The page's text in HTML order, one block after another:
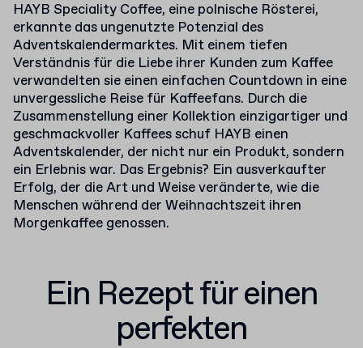
HAYB Speciality Coffee, eine polnische Rösterei,
erkannte das ungenutzte Potenzial des
Adventskalendermarktes. Mit einem tiefen
Verständnis für die Liebe ihrer Kunden zum Kaffee
verwandelten sie einen einfachen Countdown in eine
unvergessliche Reise für Kaffeefans. Durch die
Zusammenstellung einer Kollektion einzigartiger und
geschmackvoller Kaffees schuf HAYB einen
Adventskalender, der nicht nur ein Produkt, sondern
ein Erlebnis war. Das Ergebnis? Ein ausverkaufter
Erfolg, der die Art und Weise veränderte, wie die
Menschen während der Weihnachtszeit ihren
Morgenkaffee genossen.
Ein Rezept für einen
perfekten